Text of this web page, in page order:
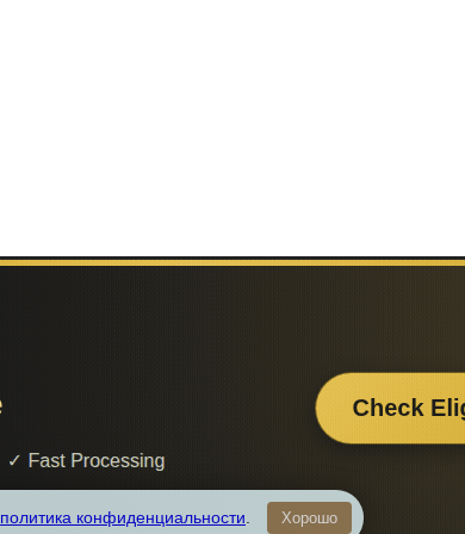
политика конфиденциальности Хорошо